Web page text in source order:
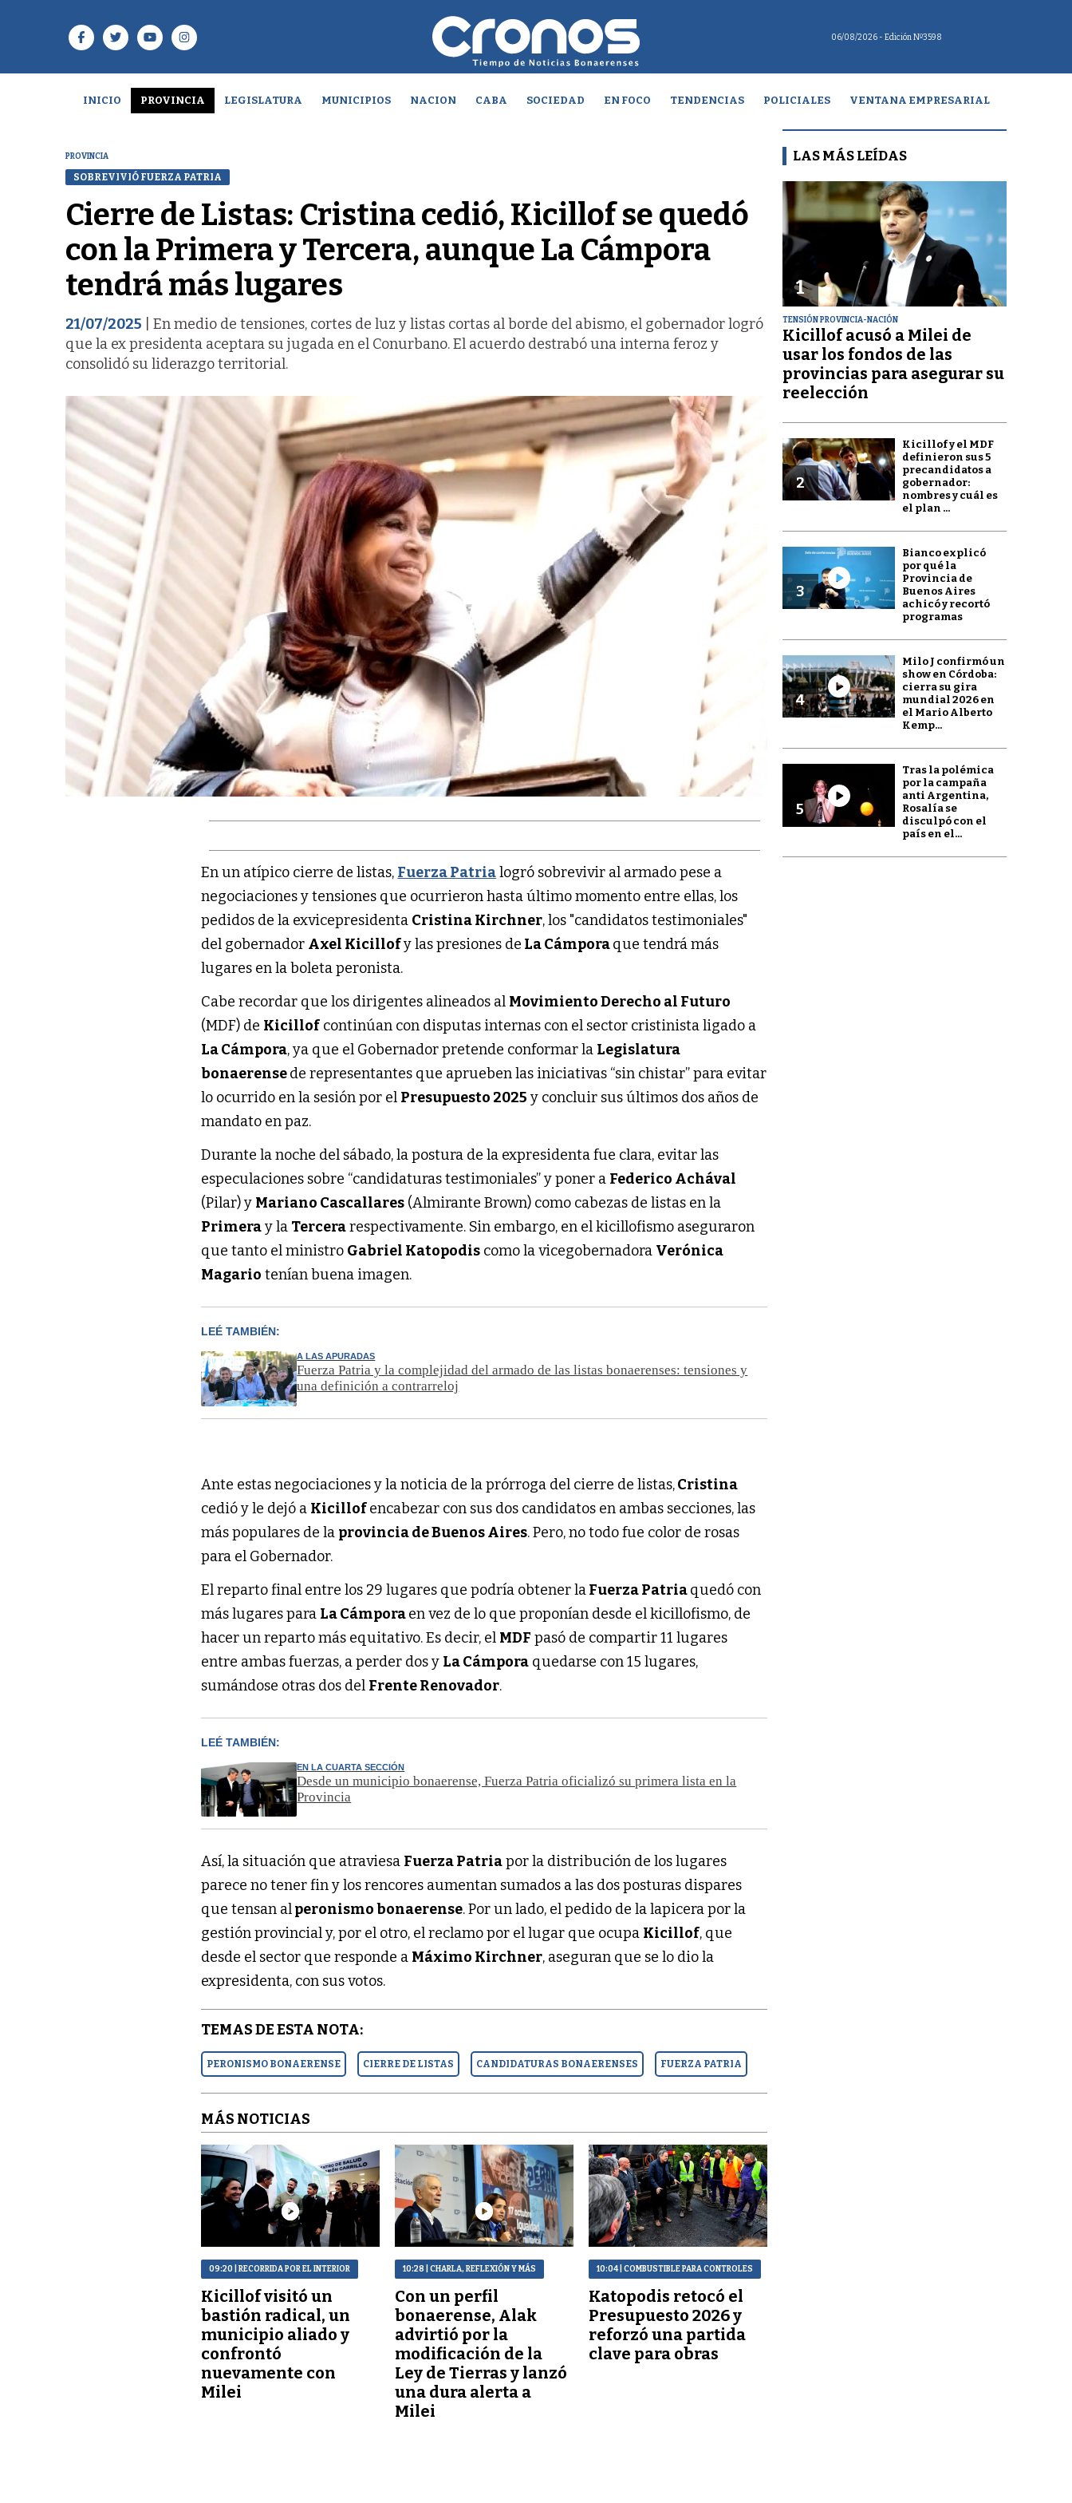
06/08/2026 - Edición Nº3598
INICIO PROVINCIA LEGISLATURA MUNICIPIOS NACION CABA SOCIEDAD EN FOCO TENDENCIAS POLICIALES VENTANA EMPRESARIAL
PROVINCIA
SOBREVIVIÓ FUERZA PATRIA
Cierre de Listas: Cristina cedió, Kicillof se quedó
con la Primera y Tercera, aunque La Cámpora
tendrá más lugares
21/07/2025 | En medio de tensiones, cortes de luz y listas cortas al borde del abismo, el gobernador logró
que la ex presidenta aceptara su jugada en el Conurbano. El acuerdo destrabó una interna feroz y
consolidó su liderazgo territorial.
En un atípico cierre de listas, Fuerza Patrialogró sobrevivir al armado pese a
negociaciones y tensiones que ocurrieron hasta último momento entre ellas, los
pedidos de la exvicepresidenta Cristina Kirchner, los "candidatos testimoniales"
del gobernador Axel Kicillofy las presiones de La Cámporaque tendrá más
lugares en la boleta peronista.
Cabe recordar que los dirigentes alineados al Movimiento Derecho al Futuro
(MDF) de Kicillofcontinúan con disputas internas con el sector cristinista ligado a
La Cámpora, ya que el Gobernador pretende conformar la Legislatura
bonaerensede representantes que aprueben las iniciativas “sin chistar” para evitar
lo ocurrido en la sesión por el Presupuesto 2025 y concluir sus últimos dos años de
mandato en paz.
Durante la noche del sábado, la postura de la expresidenta fue clara, evitar las
especulaciones sobre “candidaturas testimoniales” y poner a Federico Achával
(Pilar) y Mariano Cascallares (Almirante Brown) como cabezas de listas en la
Primeray la Tercerarespectivamente. Sin embargo, en el kicillofismo aseguraron
que tanto el ministro Gabriel Katopodis como la vicegobernadora Verónica
Magario tenían buena imagen.
LEÉ TAMBIÉN:
A LAS APURADAS
Fuerza Patria y la complejidad del armado de las listas bonaerenses: tensiones y
una definición a contrarreloj
Ante estas negociaciones y la noticia de la prórroga del cierre de listas,Cristina
cedió y le dejó a Kicillofencabezar con sus dos candidatos en ambas secciones, las
más populares de la provincia de Buenos Aires. Pero, no todo fue color de rosas
para el Gobernador.
El reparto final entre los 29 lugares que podría obtener laFuerza Patriaquedó con
más lugares para La Cámporaen vez de lo que proponían desde el kicillofismo, de
hacer un reparto más equitativo. Es decir, el MDF pasó de compartir 11 lugares
entre ambas fuerzas, a perder dos y La Cámpora quedarse con 15 lugares,
sumándose otras dos del Frente Renovador.
LEÉ TAMBIÉN:
EN LA CUARTA SECCIÓN
Desde un municipio bonaerense, Fuerza Patria oficializó su primera lista en la
Provincia
Así, la situación que atraviesa Fuerza Patriapor la distribución de los lugares
parece no tener fin y los rencores aumentan sumados a las dos posturas dispares
que tensan alperonismo bonaerense. Por un lado, el pedido de la lapicera por la
gestión provincial y, por el otro, el reclamo por el lugar que ocupa Kicillof, que
desde el sector que responde a Máximo Kirchner, aseguran que se lo dio la
expresidenta, con sus votos.
TEMAS DE ESTA NOTA:
PERONISMO BONAERENSE CIERRE DE LISTAS CANDIDATURAS BONAERENSES FUERZA PATRIA
MÁS NOTICIAS
09:20 | RECORRIDA POR EL INTERIOR
Kicillof visitó un
bastión radical, un
municipio aliado y
confrontó
nuevamente con
Milei
10:28 | CHARLA, REFLEXIÓN Y MÁS
Con un perfil
bonaerense, Alak
advirtió por la
modificación de la
Ley de Tierras y lanzó
una dura alerta a
Milei
10:04| COMBUSTIBLE PARA CONTROLES
Katopodis retocó el
Presupuesto 2026 y
reforzó una partida
clave para obras
LAS MÁS LEÍDAS
1
TENSIÓN PROVINCIA-NACIÓN
Kicillof acusó a Milei de
usar los fondos de las
provincias para asegurar su
reelección
2
Kicillof y el MDF
definieron sus 5
precandidatos a
gobernador:
nombres y cuál es
el plan ...
3
Bianco explicó
por qué la
Provincia de
Buenos Aires
achicó y recortó
programas
4
Milo J confirmó un
show en Córdoba:
cierra su gira
mundial 2026 en
el Mario Alberto
Kemp...
5
Tras la polémica
por la campaña
anti Argentina,
Rosalía se
disculpó con el
país en el...